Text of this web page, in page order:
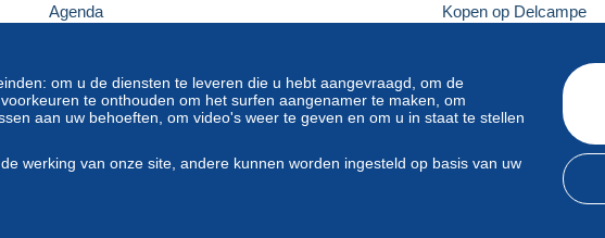
om u de diensten te leveren die u hebt aangevraagd, om de
te onthouden om het surfen aangenamer te maken, om
aan uw behoeften, om video's weer te geven en om u in staat te stellen
werking van onze site, andere kunnen worden ingesteld op basis van uw
Agenda
Kopen op Delcampe
Een beveiligde website